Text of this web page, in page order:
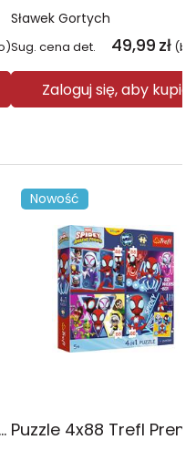
Sławek Gortych
Sug. cena det. 49,99 zł
Zaloguj się, aby kupić
Puzzle 10w1 Dzielna drużyna Psiego Patrolu 96012
Nowość